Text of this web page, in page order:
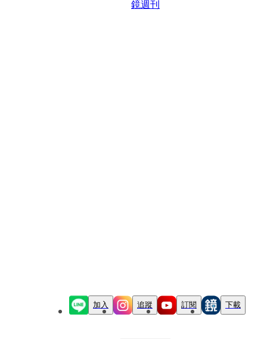
鏡週刊
加入 追蹤 訂閱 下載